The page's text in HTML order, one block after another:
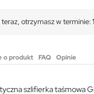
otrzymasz w terminie:
o produkt FAQ Opinie
szlifierka taśmowa